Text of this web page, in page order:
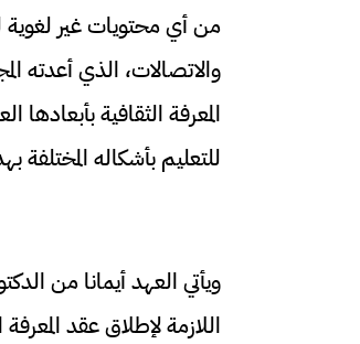
من أي محتويات غير لغوية
والاتصالات، الذي أعدته
المعرفة الثقافية
للتعليم بأشكاله
ويأتي العهد أيمانا من
اللازمة لإطلاق عقد